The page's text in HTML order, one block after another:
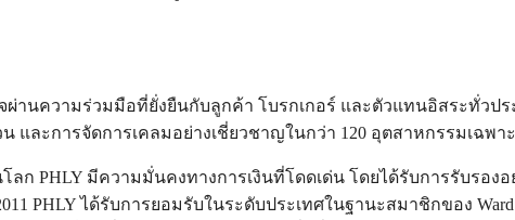
จผ่านความร่วมมือที่ยั่งยืนกับลูกค้า โบรกเกอร์ และตัวแทนอิสระทั่วป
ละการจัดการเคลมอย่างเชี่ยวชาญในกว่า 120 อุตสาหกรรมเฉพา
PHLY มีความมั่นคงทางการเงินที่โดดเด่น โดยได้รับการรับรอง
PHLY ได้รับการยอมรับในระดับประเทศในฐานะสมาชิกของ